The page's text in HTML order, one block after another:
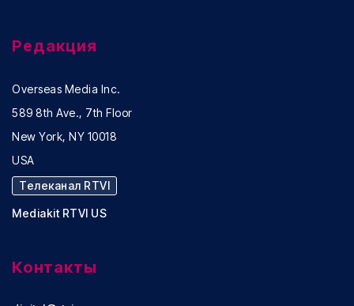
Редакция
Overseas Media Inc.
589 8th Ave., 7th Floor
New York, NY 10018
USA
Телеканал RTVI
Mediakit RTVI US
Контакты